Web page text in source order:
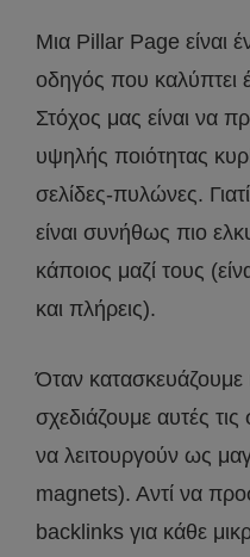
Μια Pillar Page είναι
οδηγός που καλύπτει
Στόχος μας είναι να
υψηλής ποιότητας
σελίδες-πυλώνες.
είναι συνήθως πιο
κάποιος μαζί τους
και πλήρεις).
Όταν κατασκευάζουμε
σχεδιάζουμε αυτές
να λειτουργούν ως
magnets). Αντί να
backlinks για κάθε